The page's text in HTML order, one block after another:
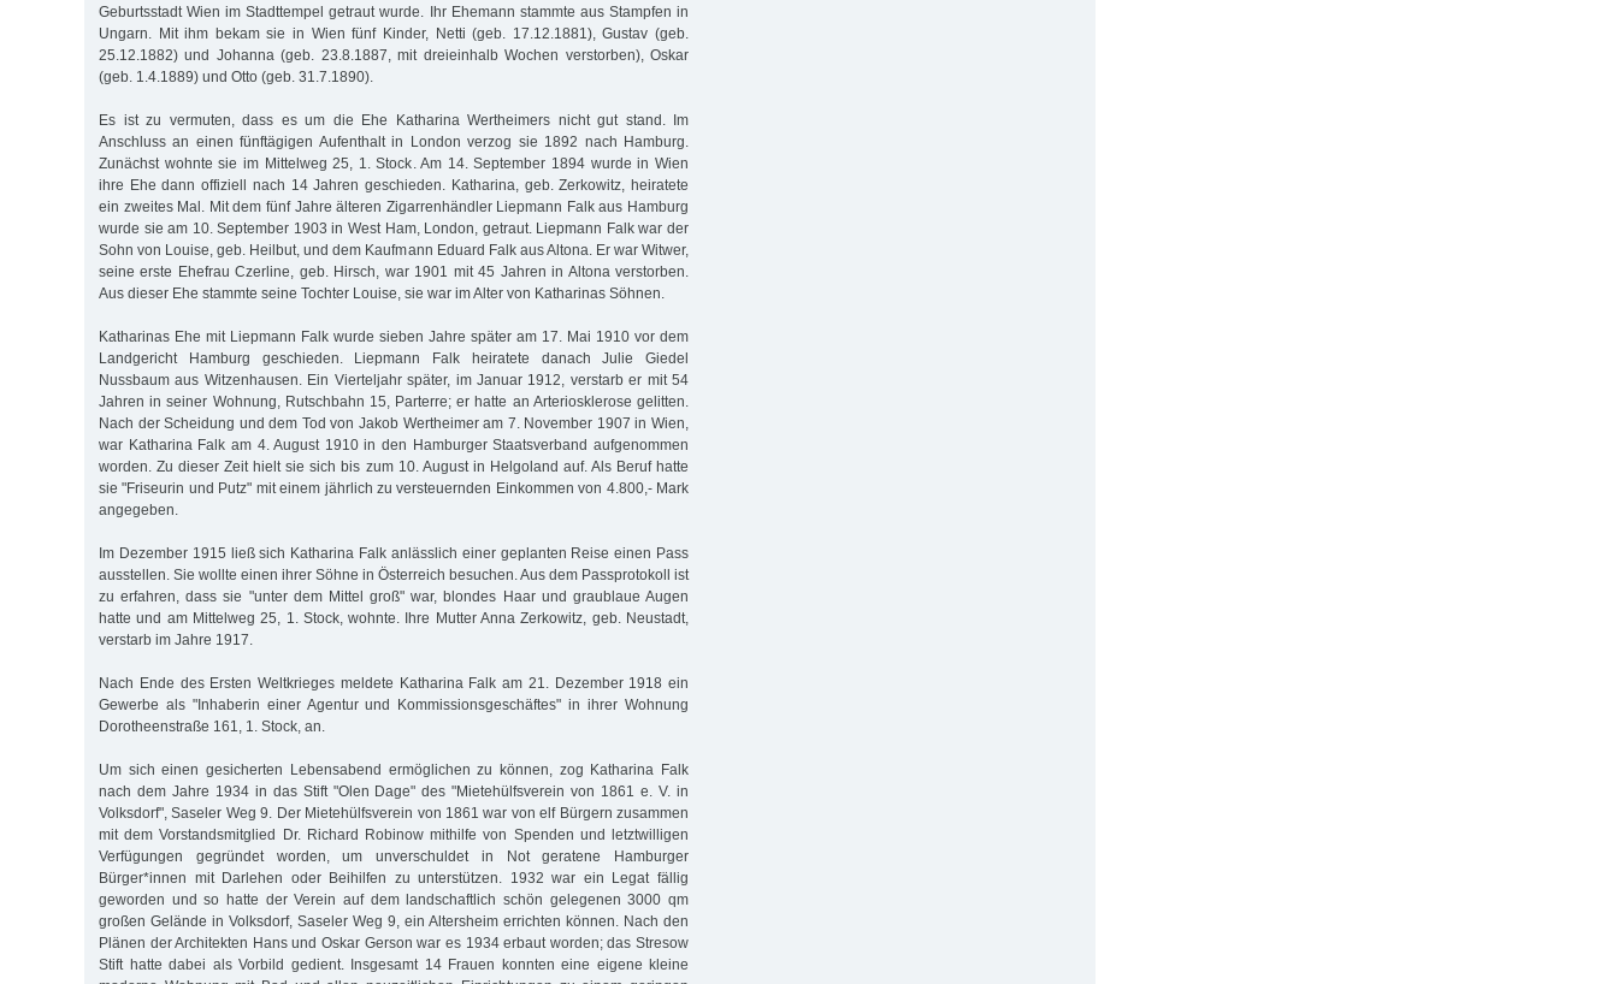
Geburtsstadt Wien im Stadttempel getraut wurde. Ihr Ehemann stammte aus Stampfen in
Ungarn. Mit ihm bekam sie in Wien fünf Kinder, Netti (geb. 17.12.1881), Gustav (geb.
25.12.1882) und Johanna (geb. 23.8.1887, mit dreieinhalb Wochen verstorben), Oskar
(geb. 1.4.1889) und Otto (geb. 31.7.1890).
Es ist zu vermuten, dass es um die Ehe Katharina Wertheimers nicht gut stand. Im
Anschluss an einen fünftägigen Aufenthalt in London verzog sie 1892 nach Hamburg.
Zunächst wohnte sie im Mittelweg 25, 1. Stock. Am 14. September 1894 wurde in Wien
ihre Ehe dann offiziell nach 14 Jahren geschieden. Katharina, geb. Zerkowitz, heiratete
ein zweites Mal. Mit dem fünf Jahre älteren Zigarrenhändler Liepmann Falk aus Hamburg
wurde sie am 10. September 1903 in West Ham, London, getraut. Liepmann Falk war der
Sohn von Louise, geb. Heilbut, und dem Kaufmann Eduard Falk aus Altona. Er war Witwer,
seine erste Ehefrau Czerline, geb. Hirsch, war 1901 mit 45 Jahren in Altona verstorben.
Aus dieser Ehe stammte seine Tochter Louise, sie war im Alter von Katharinas Söhnen.
Katharinas Ehe mit Liepmann Falk wurde sieben Jahre später am 17. Mai 1910 vor dem
Landgericht Hamburg geschieden. Liepmann Falk heiratete danach Julie Giedel
Nussbaum aus Witzenhausen. Ein Vierteljahr später, im Januar 1912, verstarb er mit 54
Jahren in seiner Wohnung, Rutschbahn 15, Parterre; er hatte an Arteriosklerose gelitten.
Nach der Scheidung und dem Tod von Jakob Wertheimer am 7. November 1907 in Wien,
war Katharina Falk am 4. August 1910 in den Hamburger Staatsverband aufgenommen
worden. Zu dieser Zeit hielt sie sich bis zum 10. August in Helgoland auf. Als Beruf hatte
sie "Friseurin und Putz" mit einem jährlich zu versteuernden Einkommen von 4.800,- Mark
angegeben.
Im Dezember 1915 ließ sich Katharina Falk anlässlich einer geplanten Reise einen Pass
ausstellen. Sie wollte einen ihrer Söhne in Österreich besuchen. Aus dem Passprotokoll ist
zu erfahren, dass sie "unter dem Mittel groß" war, blondes Haar und graublaue Augen
hatte und am Mittelweg 25, 1. Stock, wohnte. Ihre Mutter Anna Zerkowitz, geb. Neustadt,
verstarb im Jahre 1917.
Nach Ende des Ersten Weltkrieges meldete Katharina Falk am 21. Dezember 1918 ein
Gewerbe als "Inhaberin einer Agentur und Kommissionsgeschäftes" in ihrer Wohnung
Dorotheenstraße 161, 1. Stock, an.
Um sich einen gesicherten Lebensabend ermöglichen zu können, zog Katharina Falk
nach dem Jahre 1934 in das Stift "Olen Dage" des "Mietehülfsverein von 1861 e. V. in
Volksdorf", Saseler Weg 9. Der Mietehülfsverein von 1861 war von elf Bürgern zusammen
mit dem Vorstandsmitglied Dr. Richard Robinow mithilfe von Spenden und letztwilligen
Verfügungen gegründet worden, um unverschuldet in Not geratene Hamburger
Bürger*innen mit Darlehen oder Beihilfen zu unterstützen. 1932 war ein Legat fällig
geworden und so hatte der Verein auf dem landschaftlich schön gelegenen 3000 qm
großen Gelände in Volksdorf, Saseler Weg 9, ein Altersheim errichten können. Nach den
Plänen der Architekten Hans und Oskar Gerson war es 1934 erbaut worden; das Stresow
Stift hatte dabei als Vorbild gedient. Insgesamt 14 Frauen konnten eine eigene kleine